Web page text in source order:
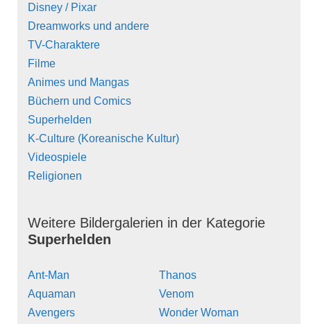
Disney / Pixar
Dreamworks und andere
TV-Charaktere
Filme
Animes und Mangas
Büchern und Comics
Superhelden
K-Culture (Koreanische Kultur)
Videospiele
Religionen
Weitere Bildergalerien in der Kategorie
Superhelden
Ant-Man
Aquaman
Avengers
Thanos
Venom
Wonder Woman